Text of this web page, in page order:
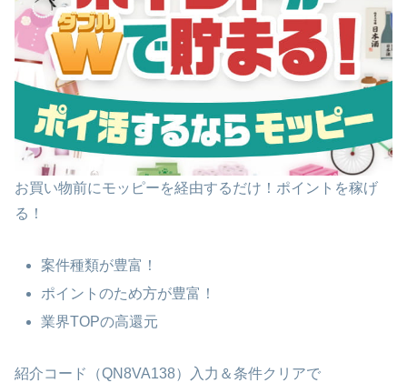
お買い物前にモッピーを経由するだけ！ポイントを稼げ
る！
案件種類が豊富！
ポイントのため方が豊富！
業界TOPの高還元
紹介コード（QN8VA138）入力＆条件クリアで